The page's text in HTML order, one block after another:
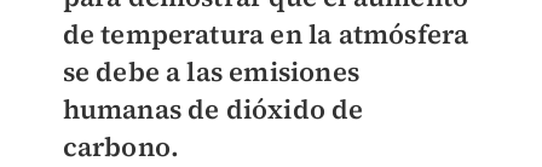
de temperatura en la atmósfera
se debe a las emisiones
humanas de dióxido de
carbono.